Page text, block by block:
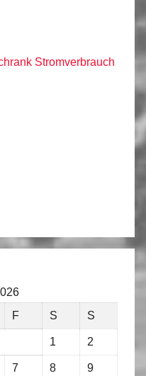
Stromverbrauch
F S S
1 2
7 8 9